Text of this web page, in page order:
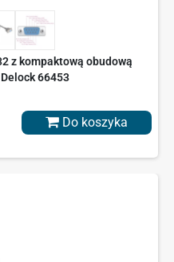
z kompaktową obudową
66453
Do koszyka